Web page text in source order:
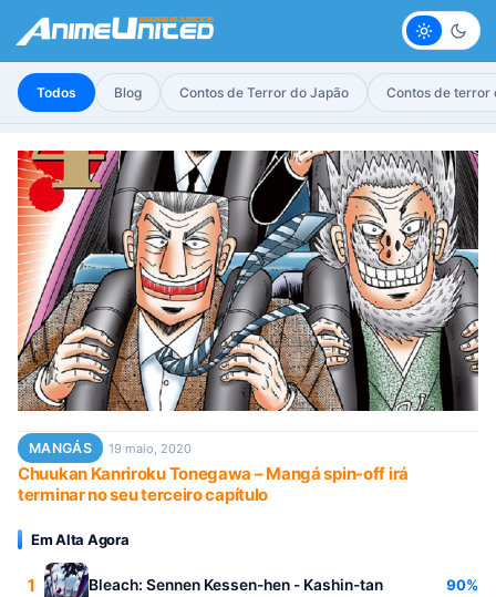
Claro
Todos Blog Contos de Terror do Japão Contos de terror
MANGÁS 19 maio, 2020
Chuukan Kanriroku Tonegawa – Mangá spin-off irá
terminar no seu terceiro capítulo
Em Alta Agora
1 Bleach: Sennen Kessen-hen - Kashin-tan 90%